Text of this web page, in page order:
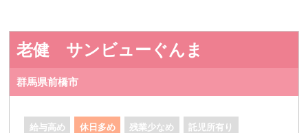
老健 サンビューぐんま
群馬県前橋市
給与高め 休日多め 残業少なめ 託児所有り